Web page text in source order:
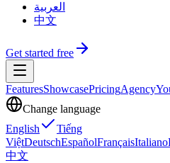
العربية
中文
Get started free
FeaturesShowcasePricingAgency
Change language
English
Tiếng
ViệtDeutschEspañolFrançaisItaliano
中文